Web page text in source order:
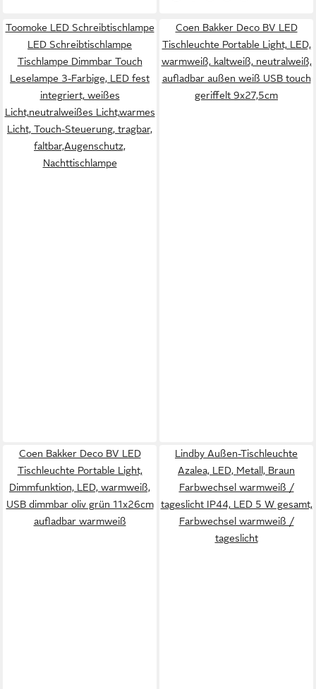
Toomoke LED Schreibtischlampe
LED Schreibtischlampe
Tischlampe Dimmbar Touch
Leselampe 3-Farbige, LED fest
integriert, weißes
Licht,neutralweißes Licht,warmes
Licht, Touch-Steuerung, tragbar,
faltbar,Augenschutz,
Nachttischlampe
Coen Bakker Deco BV LED
Tischleuchte Portable Light, LED,
warmweiß, kaltweiß, neutralweiß,
aufladbar außen weiß USB touch
geriffelt 9x27,5cm
Coen Bakker Deco BV LED
Tischleuchte Portable Light,
Dimmfunktion, LED, warmweiß,
USB dimmbar oliv grün 11x26cm
aufladbar warmweiß
Lindby Außen-Tischleuchte
Azalea, LED, Metall, Braun
Farbwechsel warmweiß /
tageslicht IP44, LED 5 W gesamt,
Farbwechsel warmweiß /
tageslicht